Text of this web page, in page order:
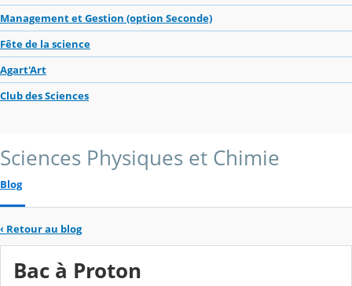
Management et Gestion (option Seconde)
Fête de la science
Agart'Art
Club des Sciences
Sciences Physiques et Chimie
Blog
‹ Retour au blog
Bac à Proton